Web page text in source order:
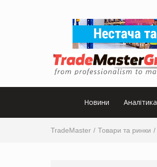
Новини Аналітика
TradeMaster Товари та ринки